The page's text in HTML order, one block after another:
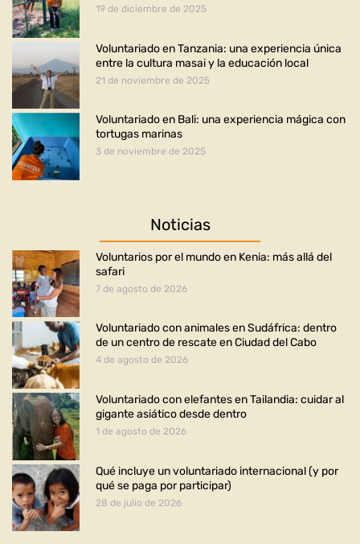
19 de diciembre de 2025
Voluntariado en Tanzania: una experiencia única
entre la cultura masai y la educación local
21 de noviembre de 2025
Voluntariado en Bali: una experiencia mágica con
tortugas marinas
3 de noviembre de 2025
Noticias
Voluntarios por el mundo en Kenia: más allá del
safari
7 de agosto de 2026
Voluntariado con animales en Sudáfrica: dentro
de un centro de rescate en Ciudad del Cabo
4 de agosto de 2026
Voluntariado con elefantes en Tailandia: cuidar al
gigante asiático desde dentro
1 de agosto de 2026
Qué incluye un voluntariado internacional (y por
qué se paga por participar)
28 de julio de 2026